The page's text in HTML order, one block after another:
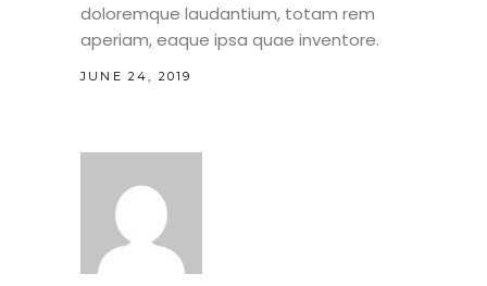
doloremque laudantium, totam rem
aperiam, eaque ipsa quae inventore.
JUNE 24, 2019